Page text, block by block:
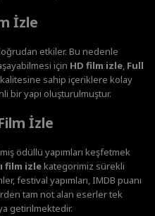
İzle
etkiler. Bu nedenle
için HD film izle, Full
sahip içeriklere kolay
bir yapı oluşturulmuştur.
İzle
ödüllü yapımları keşfetmek
film izlekategorimiz sürekli
festival yapımları, IMDB puanı
tam not alan eserler tek
getirilmektedir.